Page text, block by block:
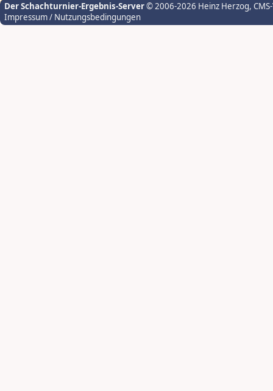
Der Schachturnier-Ergebnis-Server© 2006-2026 Heinz Herzog,
Impressum / Nutzungsbedingungen